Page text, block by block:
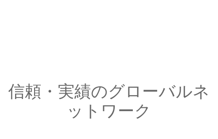
信頼・実績のグローバルネ
ットワーク